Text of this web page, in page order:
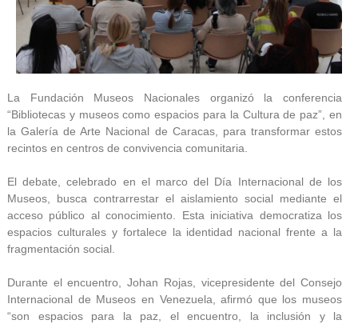
La Fundación Museos Nacionales organizó la conferencia
“Bibliotecas y museos como espacios para la Cultura de paz”, en
la Galería de Arte Nacional de Caracas, para transformar estos
recintos en centros de convivencia comunitaria.
El debate, celebrado en el marco del Día Internacional de los
Museos, busca contrarrestar el aislamiento social mediante el
acceso público al conocimiento. Esta iniciativa democratiza los
espacios culturales y fortalece la identidad nacional frente a la
fragmentación social.
Durante el encuentro, Johan Rojas, vicepresidente del Consejo
Internacional de Museos en Venezuela, afirmó que los museos
“son espacios para la paz, el encuentro, la inclusión y la